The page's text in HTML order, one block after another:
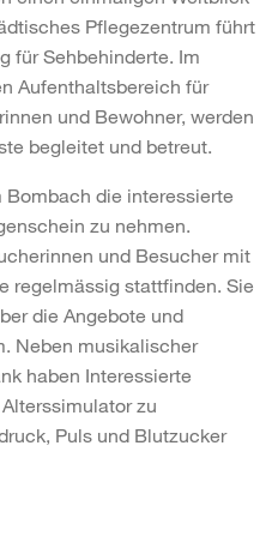
Pflegezentrum führt
für Sehbehinderte. Im
Aufenthaltsbereich für
und Bewohner, werden
begleitet und betreut.
die interessierte
zu nehmen.
und Besucher mit
regelmässig stattfinden. Sie
die Angebote und
Neben musikalischer
haben Interessierte
zu
Puls und Blutzucker